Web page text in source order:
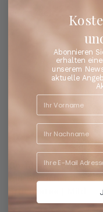
Cornflakes Chaos -
mit Sprüchen |
Abonnieren
erhalten
unserem
aktuelle